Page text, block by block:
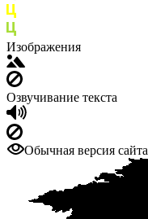
Изображения
Озвучивание текста
Обычная версия сайта